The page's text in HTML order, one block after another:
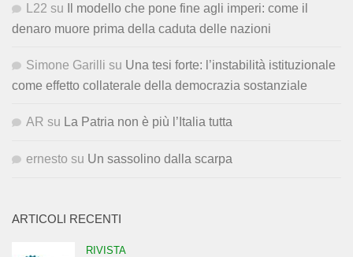
L22 su
Il modello che pone fine agli imperi: come il
denaro muore prima della caduta delle nazioni
Simone Garilli su Una tesi forte: l’instabilità istituzionale
come effetto collaterale della democrazia sostanziale
AR su La Patria non è più l’Italia tutta
ernesto su Un sassolino dalla scarpa
ARTICOLI RECENTI
RIVISTA